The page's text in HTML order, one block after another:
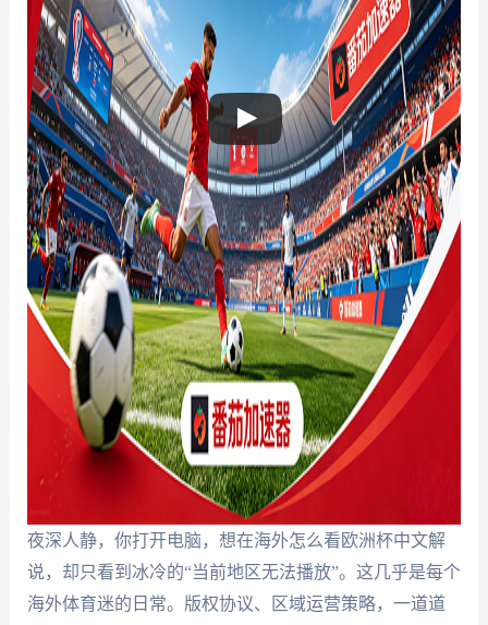
夜深人静，你打开电脑，想在海外怎么看欧洲杯中文解
说，却只看到冰冷的“当前地区无法播放”。这几乎是每个
海外体育迷的日常。版权协议、区域运营策略，一道道